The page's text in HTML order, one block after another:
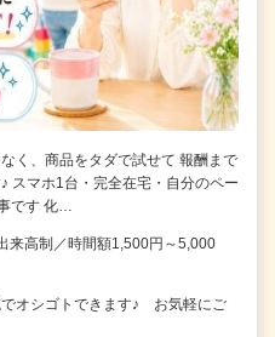
く、商品をタダで試せて 報酬まで
スマホ1台・完全在宅・自分のペー
です 化…
来高制／時間額1,500円～5,000
オシゴトできます♪ お気軽にご